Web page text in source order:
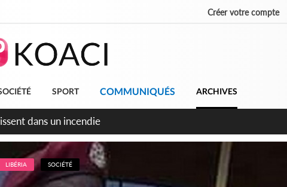
Créer votre compte
SPORT COMMUNIQUÉS ARCHIVES
nationale transformée en vaste campagne contre les produits
LIBÉRIA SOCIÉTÉ